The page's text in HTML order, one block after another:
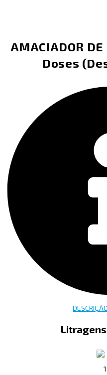
AMACIADOR
Doses